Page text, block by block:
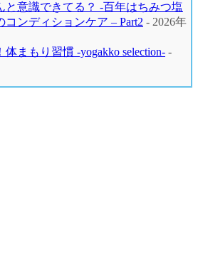
と意識できてる？ -百年はちみつ塩
コンディションケア – Part2 - 2026年
まもり習慣 -yogakko selection- -